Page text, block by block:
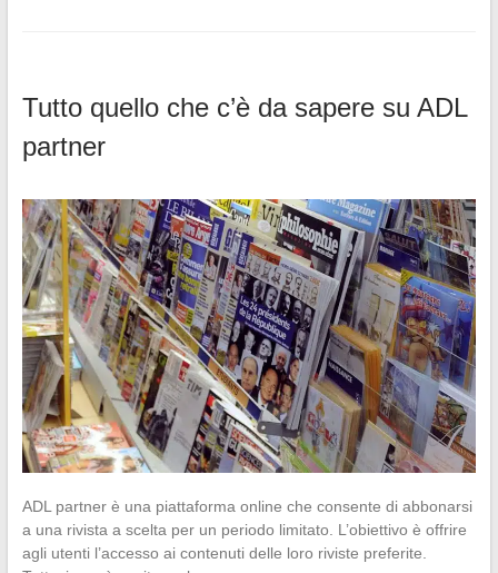
Tutto quello che c’è da sapere su ADL
partner
ADL partner è una piattaforma online che consente di abbonarsi
a una rivista a scelta per un periodo limitato. L’obiettivo è offrire
agli utenti l’accesso ai contenuti delle loro riviste preferite.